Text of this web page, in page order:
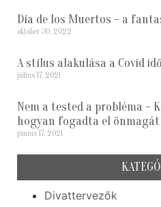
Día de los Muertos – a
október 30, 2022
A stílus alakulása a Covid
július 17, 2021
Nem a tested a probléma –
hogyan fogadta el önmagát
június 17, 2021
Divattervezők